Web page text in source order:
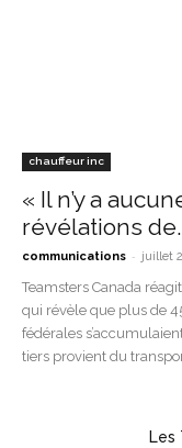
chauffeur inc
« Il n’y a
révélations
communications - juillet
Teamsters Canada
qui révèle que plus de
fédérales
tiers provient du
Les